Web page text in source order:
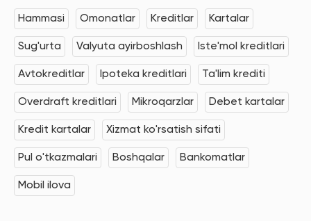
Hammasi Omonatlar Kreditlar Kartalar
Sug'urta Valyuta ayirboshlash Iste'mol kreditlari
Avtokreditlar Ipoteka kreditlari Ta'lim krediti
Overdraft kreditlari Mikroqarzlar Debet kartalar
Kredit kartalar Xizmat ko'rsatish sifati
Pul o'tkazmalari Boshqalar Bankomatlar
Mobil ilova